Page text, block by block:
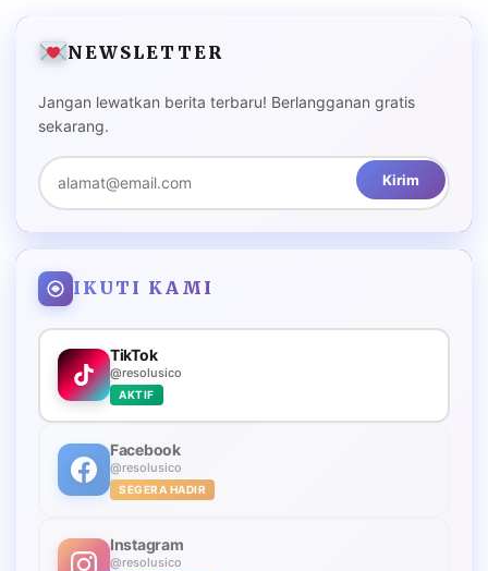
NEWSLETTER
Jangan lewatkan berita terbaru! Berlangganan gratis
sekarang.
Kirim
IKUTI KAMI
TikTok
@resolusico
AKTIF
Facebook
@resolusico
SEGERA HADIR
Instagram
@resolusico